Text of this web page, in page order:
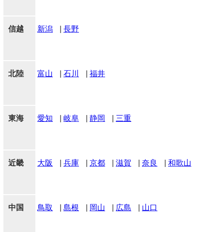
信越 新潟 長野
北陸 富山 石川 福井
東海 愛知 岐阜 静岡 三重
近畿 大阪 兵庫 京都 滋賀 奈良 和歌山
中国 鳥取 島根 岡山 広島 山口